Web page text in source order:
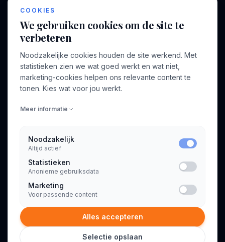
BEDRIJF
Over ons
Voor opdrachtgevers
Profiel aanmaken
INFORMATIE
Algemene voorwaarden
Privacyverklaring
© 2026 Consultant.nl. Alle rechten voorbehouden.
COOKIES
We gebruiken cookies om de site te
verbeteren
Noodzakelijke cookies houden de site werkend. Met
statistieken zien we wat goed werkt en wat niet,
marketing-cookies helpen ons relevante content te
tonen. Kies wat voor jou werkt.
Meer informatie
Noodzakelijk
Altijd actief
Statistieken
Anonieme gebruiksdata
Marketing
Voor passende content
Alles accepteren
Selectie opslaan